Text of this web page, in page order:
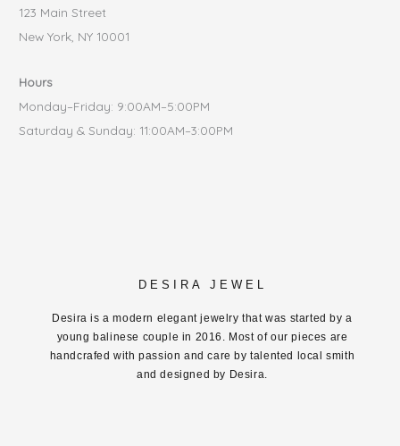
123 Main Street
New York, NY 10001
Hours
Monday–Friday: 9:00AM–5:00PM
Saturday & Sunday: 11:00AM–3:00PM
DESIRA JEWEL
Desira is a modern elegant jewelry that was started by a
young balinese couple in 2016. Most of our pieces are
handcrafed with passion and care by talented local smith
and designed by Desira.